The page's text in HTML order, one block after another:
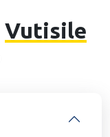
Vutisile